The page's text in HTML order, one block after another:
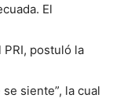
El
postuló la
siente”, la cual